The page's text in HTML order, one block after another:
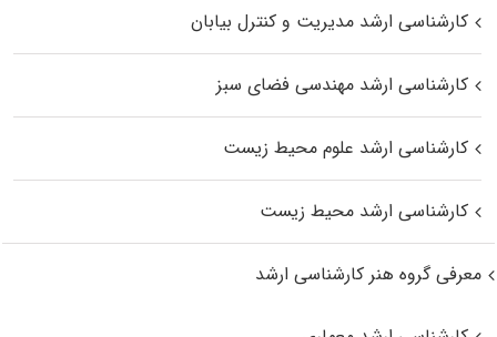
کارشناسی ارشد مدیریت و کنترل بیابان
کارشناسی ارشد مهندسی فضای سبز
کارشناسی ارشد علوم محیط‌ زیست
کارشناسی ارشد محیط زیست
معرفی گروه هنر کارشناسی ارشد